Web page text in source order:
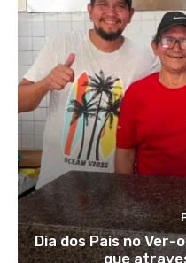
Dia dos Pais no
que